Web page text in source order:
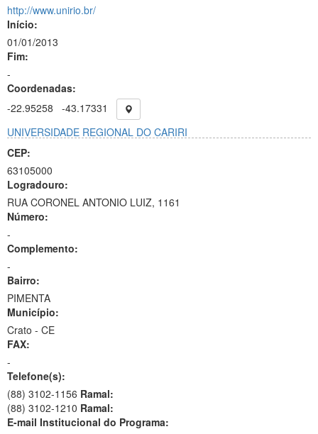
http://www.unirio.br/
Início:
01/01/2013
Fim:
-
Coordenadas:
-22.95258
-43.17331
UNIVERSIDADE REGIONAL DO CARIRI
CEP:
63105000
Logradouro:
RUA CORONEL ANTONIO LUIZ, 1161
Número:
-
Complemento:
-
Bairro:
PIMENTA
Município:
Crato - CE
FAX:
-
Telefone(s):
(88) 3102-1156 Ramal:
(88) 3102-1210 Ramal:
E-mail Institucional do Programa: